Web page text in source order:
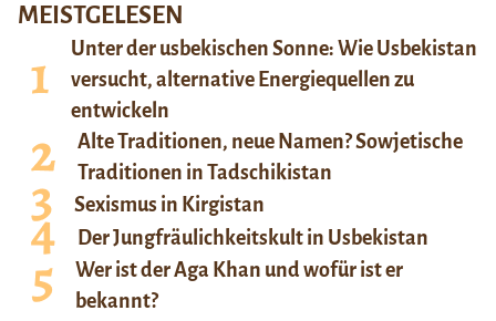
MEISTGELESEN
Unter der usbekischen Sonne: Wie Usbekistan
versucht, alternative Energiequellen zu
entwickeln
Alte Traditionen, neue Namen? Sowjetische
Traditionen in Tadschikistan
Sexismus in Kirgistan
Der Jungfräulichkeitskult in Usbekistan
Wer ist der Aga Khan und wofür ist er
bekannt?